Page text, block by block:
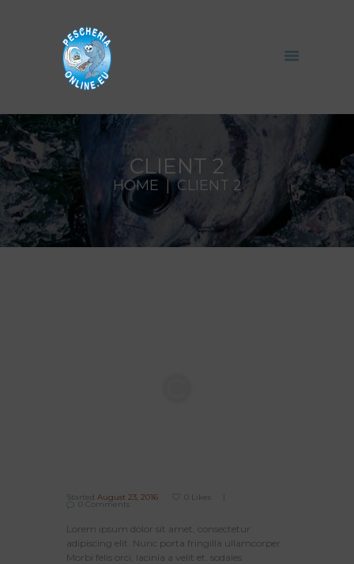
CLIENT 2
HOME CLIENT 2
Started August 23, 2016 0Likes
0Comments
Lorem ipsum dolor sit amet, consectetur
adipiscing elit. Nunc porta fringilla ullamcorper.
Morbi felis orci, lacinia a velit et, sodales